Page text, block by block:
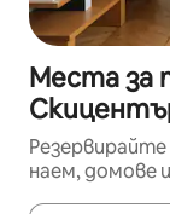
Места за
наем, домове